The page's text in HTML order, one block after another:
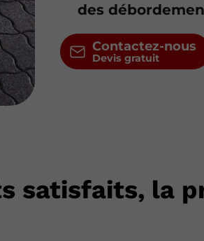
des
Contactez-nous
satisfaits, la